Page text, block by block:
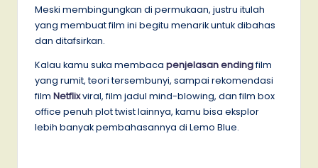
Meski membingungkan di permukaan, justru itulah
yang membuat film ini begitu menarik untuk dibahas
dan ditafsirkan.
Kalau kamu suka membaca penjelasan endingfilm
yang rumit, teori tersembunyi, sampai rekomendasi
film Netflixviral, film jadul mind-blowing, dan film box
office penuh plot twist lainnya, kamu bisa eksplor
lebih banyak pembahasannya di Lemo Blue.